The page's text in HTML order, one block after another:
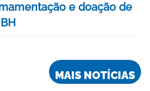
e doação de
MAIS NOTÍCIAS